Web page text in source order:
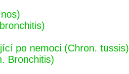
po nemoci (Chron. tussis)
Bronchitis)